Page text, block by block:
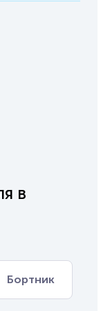
в
Бортник